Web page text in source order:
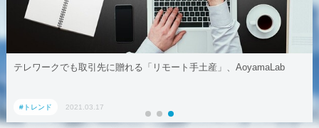
テレワークでも取引先に贈れる「リモート手土産」、AoyamaLab
#トレンド 2021.03.17